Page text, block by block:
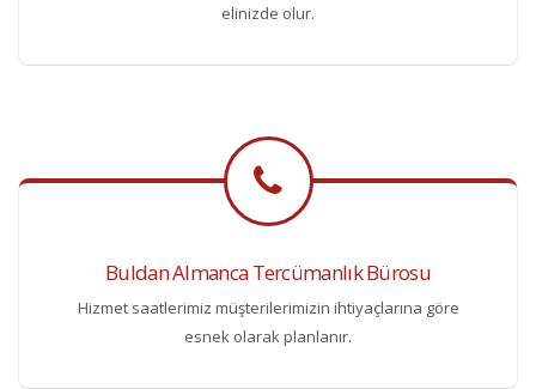
elinizde olur.
Buldan Almanca Tercümanlık Bürosu
Hizmet saatlerimiz müşterilerimizin ihtiyaçlarına göre
esnek olarak planlanır.